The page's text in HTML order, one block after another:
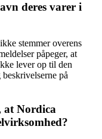
deres varer i
stemmer overens
påpeger, at
lever op til den
på
at Nordica